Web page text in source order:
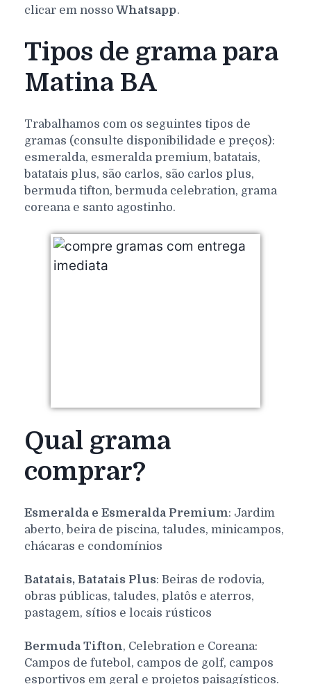
clicar em nosso Whatsapp.
Tipos de grama para
Matina BA
Trabalhamos com os seguintes tipos de
gramas (consulte disponibilidade e preços):
esmeralda, esmeralda premium, batatais,
batatais plus, são carlos, são carlos plus,
bermuda tifton, bermuda celebration, grama
coreana e santo agostinho.
Qual grama
comprar?
Esmeralda e Esmeralda Premium: Jardim
aberto, beira de piscina, taludes, minicampos,
chácaras e condomínios
Batatais, Batatais Plus: Beiras de rodovia,
obras públicas, taludes, platôs e aterros,
pastagem, sítios e locais rústicos
Bermuda Tifton, Celebration e Coreana:
Campos de futebol, campos de golf, campos
esportivos em geral e projetos paisagísticos.